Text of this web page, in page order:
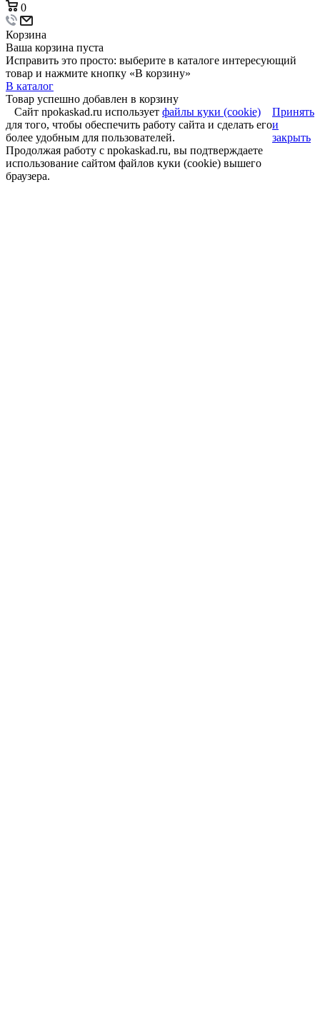
0
Корзина
Ваша корзина пуста
Исправить это просто: выберите в каталоге интересующий
товар и нажмите кнопку «В корзину»
В каталог
Товар успешно добавлен в корзину
Сайт npokaskad.ru использует файлы куки (cookie)
для того, чтобы обеспечить работу сайта и сделать его
более удобным для пользователей.
Продолжая работу с npokaskad.ru, вы подтверждаете
использование сайтом файлов куки (cookie) вышего
браузера.
Принять
и
закрыть